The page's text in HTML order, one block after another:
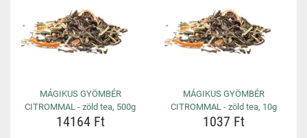
MÁGIKUS GYÖMBÉR
CITROMMAL - zöld tea, 500g
14164 Ft
MÁGIKUS GYÖMBÉR
CITROMMAL - zöld tea, 10g
1037 Ft